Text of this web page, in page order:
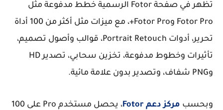
تظهر في صفحة Fotor الرسمية خطط مدفوعة مثل
Fotor Pro وFotor Pro+، مع ميزات مثل أكثر من 100 أداة
تحرير، أدوات Portrait Retouch، قوالب وأصول تصميم،
تأثيرات وخطوط مدفوعة، تخزين سحابي، تصدير HD
وPNG شفاف، وتصدير بدون علامة مائية.
وبحسب مركز دعم Fotor
، يحصل مستخدم Pro على 100